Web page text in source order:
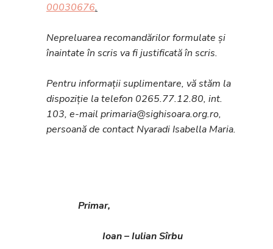
00030676.
Nepreluarea recomandărilor formulate și
înaintate în scris va fi justificată în scris.
Pentru informații suplimentare, vă stăm la
dispoziție la telefon 0265.77.12.80, int.
103, e-mail primaria@sighisoara.org.ro,
persoană de contact Nyaradi Isabella Maria.
Primar,
Ioan – Iulian Sîrbu